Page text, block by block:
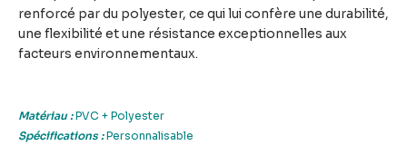
renforcé par du polyester, ce qui lui confère une durabilité,
une flexibilité et une résistance exceptionnelles aux
facteurs environnementaux.
Matériau :PVC + Polyester
Spécifications :Personnalisable